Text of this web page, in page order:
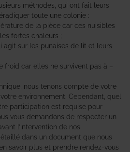
méthodes, qui ont fait leurs
toute une colonie :
de la pièce car ces nuisibles
fortes chaleurs ;
agit sur les punaises de lit et leurs
froid car elles ne survivent pas à –
nous tenons compte de votre
environnement. Cependant, quel
participation est requise pour
vous demandons de respecter un
l’intervention de nos
dans un document que nous
savoir plus et prendre rendez-vous